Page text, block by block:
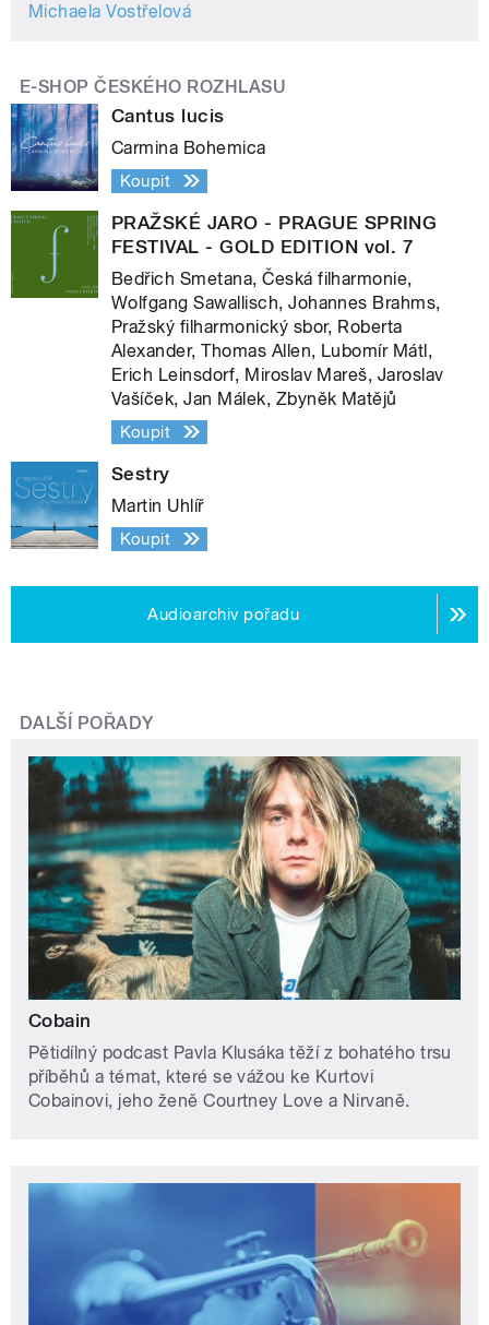
Michaela Vostřelová
E-SHOP ČESKÉHO ROZHLASU
Cantus lucis
Carmina Bohemica
Koupit
PRAŽSKÉ JARO - PRAGUE SPRING
FESTIVAL - GOLD EDITION vol. 7
Bedřich Smetana, Česká filharmonie,
Wolfgang Sawallisch, Johannes Brahms,
Pražský filharmonický sbor, Roberta
Alexander, Thomas Allen, Lubomír Mátl,
Erich Leinsdorf, Miroslav Mareš, Jaroslav
Vašíček, Jan Málek, Zbyněk Matějů
Koupit
Sestry
Martin Uhlíř
Koupit
Audioarchiv pořadu
DALŠÍ POŘADY
Cobain
Pětidílný podcast Pavla Klusáka těží z bohatého trsu
příběhů a témat, které se vážou ke Kurtovi
Cobainovi, jeho ženě Courtney Love a Nirvaně.